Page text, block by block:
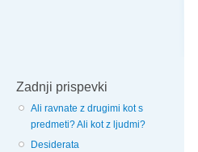
Zadnji prispevki
Ali ravnate z drugimi kot s
predmeti? Ali kot z ljudmi?
Desiderata